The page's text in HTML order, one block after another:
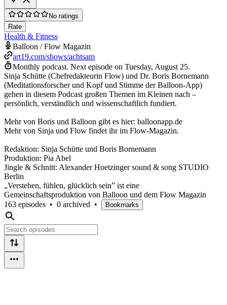
No ratings
Rate
Health & Fitness
Balloon / Flow Magazin
art19.com/shows/achtsam
Monthly podcast. Next episode on Tuesday, August 25.
Sinja Schütte (Chefredakteurin Flow) und Dr. Boris Bornemann
(Meditationsforscher und Kopf und Stimme der Balloon-App)
gehen in diesem Podcast großen Themen im Kleinen nach –
persönlich, verständlich und wissenschaftlich fundiert.
Mehr von Boris und Balloon gibt es hier: balloonapp.de
Mehr von Sinja und Flow findet ihr im Flow-Magazin.
Redaktion: Sinja Schütte und Boris Bornemann
Produktion: Pia Abel
Jingle & Schnitt: Alexander Hoetzinger sound & song STUDIO
Berlin
„Verstehen, fühlen, glücklich sein” ist eine
Gemeinschaftsproduktion von Balloon und dem Flow Magazin
163 episodes • 0 archived • Bookmarks